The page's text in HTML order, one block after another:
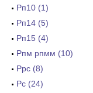
Рп10 (1)
Рп14 (5)
Рп15 (4)
Рпм рпмм (10)
Ррс (8)
Рс (24)